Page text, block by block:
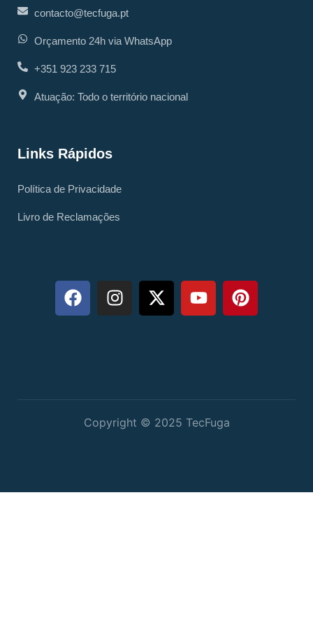
contacto@tecfuga.pt
Orçamento 24h via WhatsApp
+351 923 233 715
Atuação: Todo o território nacional
Links Rápidos
Política de Privacidade
Livro de Reclamações
Copyright © 2025 TecFuga